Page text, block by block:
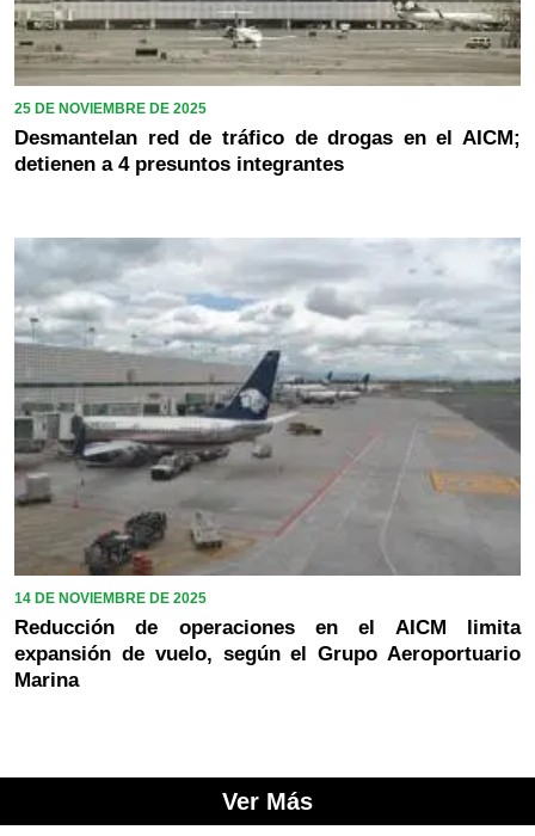
25 DE NOVIEMBRE DE 2025
Desmantelan red de tráfico de drogas en el AICM;
detienen a 4 presuntos integrantes
14 DE NOVIEMBRE DE 2025
Reducción de operaciones en el AICM limita
expansión de vuelo, según el Grupo Aeroportuario
Marina
Ver Más